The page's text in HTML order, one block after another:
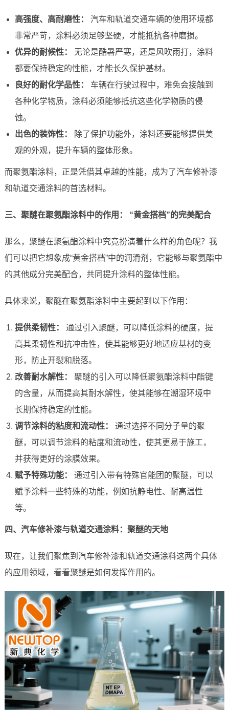
高强度、高耐磨性：
汽车和轨道交通车辆的使用环境都
非常严苛，涂料必须足够坚硬，才能抵抗各种磨损。
优异的耐候性：
无论是酷暑严寒，还是风吹雨打，涂料
都要保持稳定的性能，才能长久保护基材。
良好的耐化学品性：
车辆在行驶过程中，难免会接触到
各种化学物质，涂料必须能够抵抗这些化学物质的侵
蚀。
出色的装饰性：
除了保护功能外，涂料还要能够提供美
观的外观，提升车辆的整体形象。
而聚氨酯涂料，正是凭借其卓越的性能，成为了汽车修补漆
和轨道交通涂料的首选材料。
三、聚醚在聚氨酯涂料中的作用： “黄金搭档”的完美配合
那么，聚醚在聚氨酯涂料中究竟扮演着什么样的角色呢？我
们可以把它想象成“黄金搭档”中的润滑剂，它能够与聚氨酯中
的其他成分完美配合，共同提升涂料的整体性能。
具体来说，聚醚在聚氨酯涂料中主要起到以下作用：
提供柔韧性：
通过引入聚醚，可以降低涂料的硬度，提
高其柔韧性和抗冲击性，使其能够更好地适应基材的变
形，防止开裂和脱落。
改善耐水解性：
聚醚的引入可以降低聚氨酯涂料中酯键
的含量，从而提高其耐水解性，使其能够在潮湿环境中
长期保持稳定的性能。
调节涂料的粘度和流动性：
通过选择不同分子量的聚
醚，可以调节涂料的粘度和流动性，使其更易于施工，
并获得更好的涂膜效果。
赋予特殊功能：
通过引入带有特殊官能团的聚醚，可以
赋予涂料一些特殊的功能，例如抗静电性、耐高温性
等。
四、汽车修补漆与轨道交通涂料：聚醚的天地
现在，让我们聚焦到汽车修补漆和轨道交通涂料这两个具体
的应用领域，看看聚醚是如何发挥作用的。